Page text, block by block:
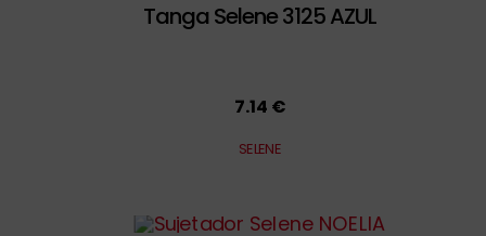
Tanga Selene 3125 AZUL
7.14 €
SELENE